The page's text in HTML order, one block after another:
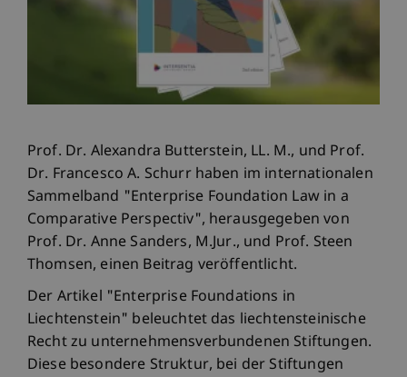
Prof. Dr. Alexandra Butterstein, LL. M., und Prof.
Dr. Francesco A. Schurr haben im internationalen
Sammelband "Enterprise Foundation Law in a
Comparative Perspectiv", herausgegeben von
Prof. Dr. Anne Sanders, M.Jur., und Prof. Steen
Thomsen, einen Beitrag veröffentlicht.
Der Artikel "Enterprise Foundations in
Liechtenstein" beleuchtet das liechtensteinische
Recht zu unternehmensverbundenen Stiftungen.
Diese besondere Struktur, bei der Stiftungen